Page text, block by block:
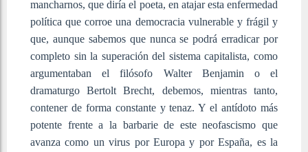
mancharnos, que diría el poeta, en atajar esta enfermedad
política que corroe una democracia vulnerable y frágil y
que, aunque sabemos que nunca se podrá erradicar por
completo sin la superación del sistema capitalista, como
argumentaban el filósofo Walter Benjamin o el
dramaturgo Bertolt Brecht, debemos, mientras tanto,
contener de forma constante y tenaz. Y el antídoto más
potente frente a la barbarie de este neofascismo que
avanza como un virus por Europa y por España, es la